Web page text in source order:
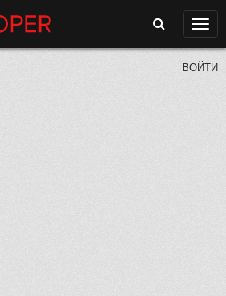
Поиск
ВОЙТИ